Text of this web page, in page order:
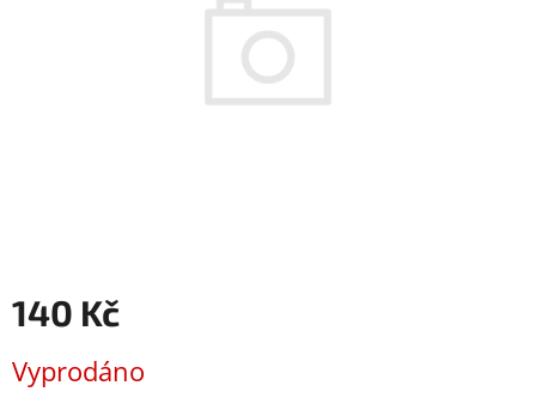
140 Kč
cena:
Vyprodáno